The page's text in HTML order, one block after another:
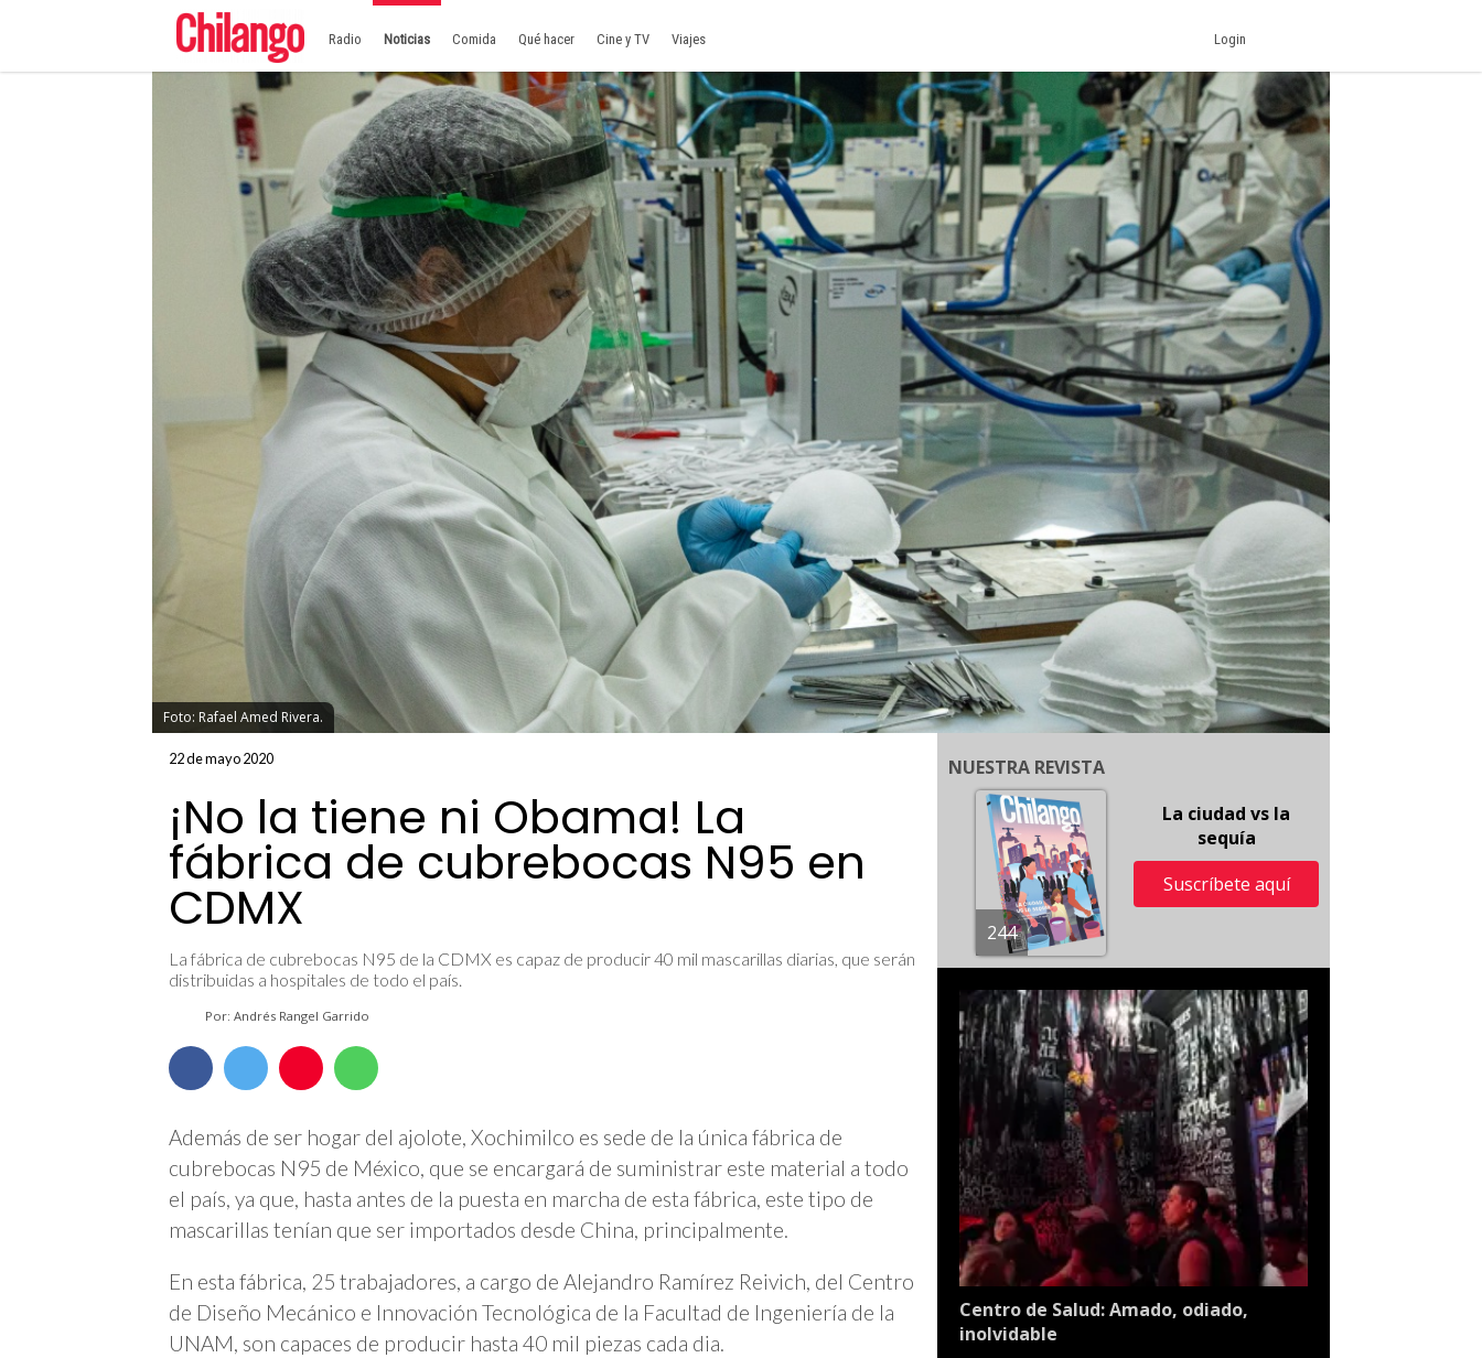
Radio Noticias Comida Qué hacer Cine y TV Viajes Login
Foto: Rafael Amed Rivera.
22 de mayo 2020
¡No la tiene ni Obama! La
fábrica de cubrebocas N95 en
CDMX
La fábrica de cubrebocas N95 de la CDMX es capaz de producir 40 mil mascarillas diarias, que serán
distribuidas a hospitales de todo el país.
Por: Andrés Rangel Garrido
Además de ser hogar del ajolote, Xochimilco es sede de la única fábrica de
cubrebocas N95 de México, que se encargará de suministrar este material a todo
el país, ya que, hasta antes de la puesta en marcha de esta fábrica, este tipo de
mascarillas tenían que ser importados desde China, principalmente.
En esta fábrica, 25 trabajadores, a cargo de Alejandro Ramírez Reivich, del Centro
de Diseño Mecánico e Innovación Tecnológica de la Facultad de Ingeniería de la
UNAM, son capaces de producir hasta 40 mil piezas cada dia.
NUESTRA REVISTA
244
La ciudad vs la
sequía
Suscríbete aquí
Centro de Salud: Amado, odiado,
inolvidable